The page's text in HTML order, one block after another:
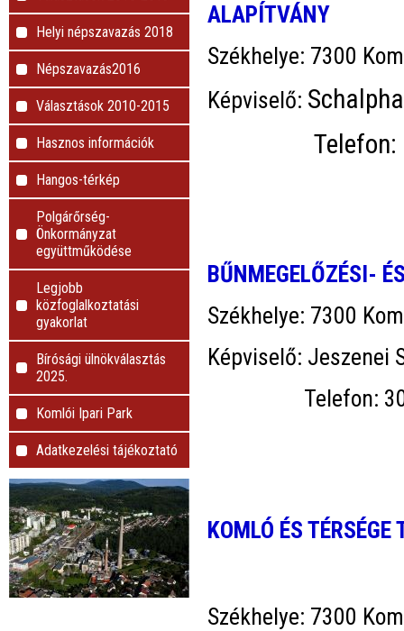
Helyi népszavazás 2018
Népszavazás2016
Választások 2010-2015
Hasznos információk
Hangos-térkép
Polgárőrség-
Önkormányzat
együttműködése
Legjobb
közfoglalkoztatási
gyakorlat
Bírósági ülnökválasztás
2025.
Komlói Ipari Park
Adatkezelési tájékoztató
ALAPÍTVÁNY
Székhelye: 7300
Képviselő:
Telefon:
BŰNMEGELŐZÉSI-
Székhelye: 7300
Képviselő: Jeszenei
Telefon: 30/
KOMLÓ ÉS
Székhelye: 7300